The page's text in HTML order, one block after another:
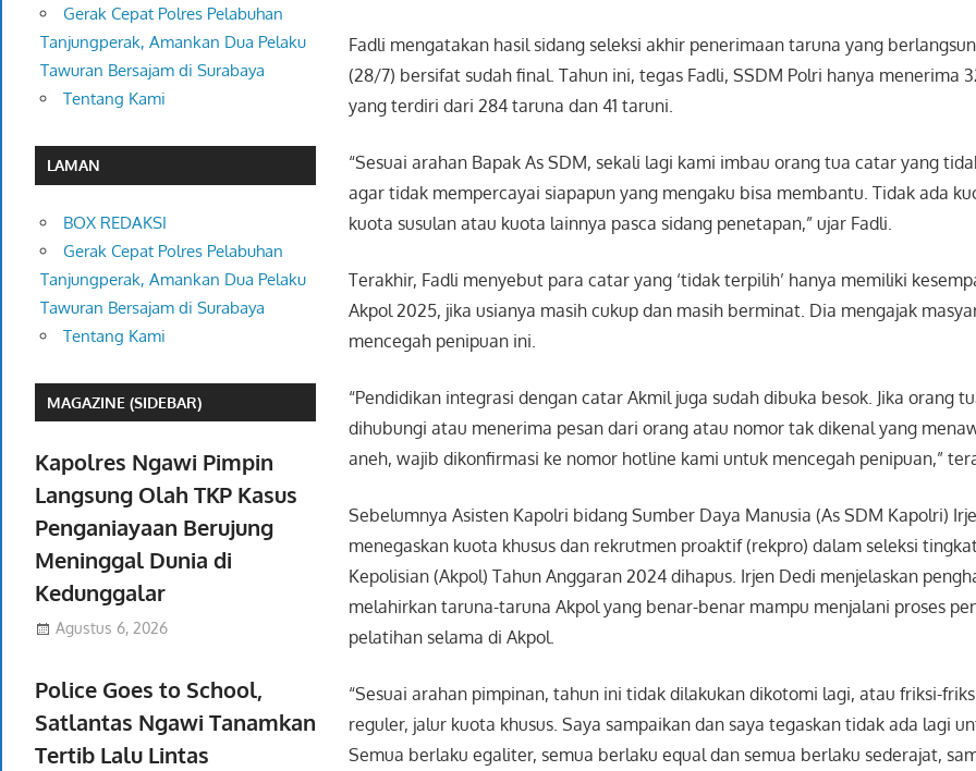
Fadli mengatakan hasil sidang seleksi akhir penerimaan taruna yang
(28/7) bersifat sudah final. Tahun ini, tegas Fadli, SSDM Polri hanya menerima
yang terdiri dari 284 taruna dan 41 taruni.
“Sesuai arahan Bapak As SDM, sekali lagi kami imbau orang tua catar yang
agar tidak mempercayai siapapun yang mengaku bisa membantu. Tidak ada
kuota susulan atau kuota lainnya pasca sidang penetapan,” ujar Fadli.
Terakhir, Fadli menyebut para catar yang ‘tidak terpilih’ hanya memiliki
Akpol 2025, jika usianya masih cukup dan masih berminat. Dia mengajak
mencegah penipuan ini.
“Pendidikan integrasi dengan catar Akmil juga sudah dibuka besok. Jika orang
dihubungi atau menerima pesan dari orang atau nomor tak dikenal yang
aneh, wajib dikonfirmasi ke nomor hotline kami untuk mencegah penipuan,”
Sebelumnya Asisten Kapolri bidang Sumber Daya Manusia (As SDM Kapolri)
menegaskan kuota khusus dan rekrutmen proaktif (rekpro) dalam seleksi
Kepolisian (Akpol) Tahun Anggaran 2024 dihapus. Irjen Dedi menjelaskan
melahirkan taruna-taruna Akpol yang benar-benar mampu menjalani proses
pelatihan selama di Akpol.
“Sesuai arahan pimpinan, tahun ini tidak dilakukan dikotomi lagi, atau friksi-
reguler, jalur kuota khusus. Saya sampaikan dan saya tegaskan tidak ada lagi
Semua berlaku egaliter, semua berlaku equal dan semua berlaku sederajat,
Gerak Cepat Polres Pelabuhan
Tanjungperak, Amankan Dua Pelaku
Tawuran Bersajam di Surabaya
Tentang Kami
LAMAN
BOX REDAKSI
Gerak Cepat Polres Pelabuhan
Tanjungperak, Amankan Dua Pelaku
Tawuran Bersajam di Surabaya
Tentang Kami
MAGAZINE (SIDEBAR)
Kapolres Ngawi Pimpin
Langsung Olah TKP Kasus
Penganiayaan Berujung
Meninggal Dunia di
Kedunggalar
Agustus 6, 2026
Police Goes to School,
Satlantas Ngawi Tanamkan
Tertib Lalu Lintas